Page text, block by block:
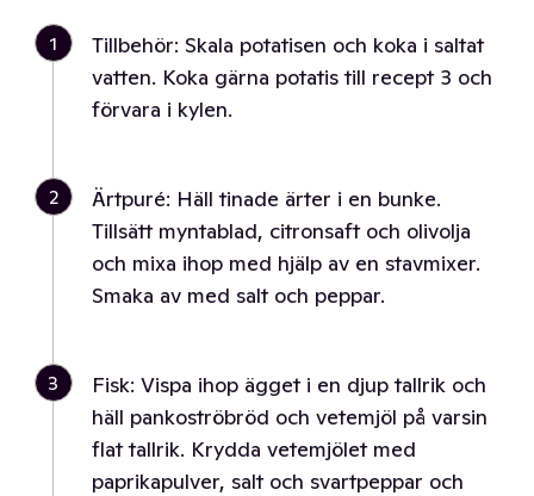
1
Tillbehör: Skala potatisen och koka i saltat
vatten. Koka gärna potatis till recept 3 och
förvara i kylen.
2
Ärtpuré: Häll tinade ärter i en bunke.
Tillsätt myntablad, citronsaft och olivolja
och mixa ihop med hjälp av en stavmixer.
Smaka av med salt och peppar.
3
Fisk: Vispa ihop ägget i en djup tallrik och
häll pankoströbröd och vetemjöl på varsin
flat tallrik. Krydda vetemjölet med
paprikapulver, salt och svartpeppar och